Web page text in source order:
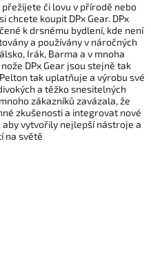
či lovu v přírodě nebo
chcete koupit DPx Gear. DPx
k drsnému bydlení, kde není
a používány v náročných
Irák, Barma a v mnoha
DPx Gear jsou stejně tak
tak uplatňuje a výrobu své
a těžko snesitelných
zákazníků zavázala, že
zkušenosti a integrovat nové
aby vytvořily nejlepší nástroje a
na světě